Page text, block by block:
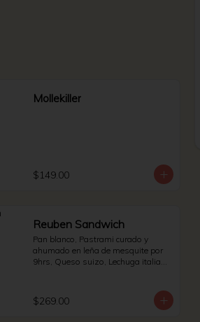
Mollekiller
$149.00
Reuben Sandwich
Pan blanco, Pastrami curado y
ahumado en leña de mesquite por
9hrs, Queso suizo, Lechuga italiana
$269.00